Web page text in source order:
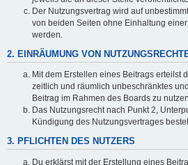
Der Nutzungsvertrag wird auf
von beiden Seiten ohne Einhaltung
werden.
2. EINRÄUMUNG VON
Mit dem Erstellen eines Beitrags erteilst
zeitlich und räumlich unbeschränktes
Beitrag im Rahmen des Boards zu
Das Nutzungsrecht nach Punkt 2,
Kündigung des Nutzungsvertrages
3. PFLICHTEN DES NUTZERS
Du erklärst mit der Erstellung eines